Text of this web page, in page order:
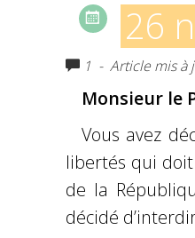
26
1 - Article mis à
Monsieur le
Vous avez
libertés qui
de la
décidé